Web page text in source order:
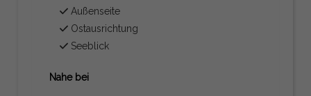
Außenseite
Ostausrichtung
Seeblick
Nahe bei